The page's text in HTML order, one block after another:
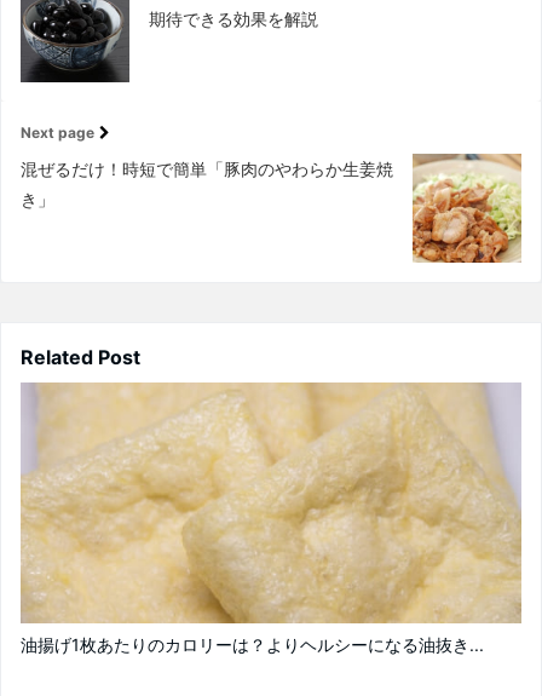
期待できる効果を解説
Next page
混ぜるだけ！時短で簡単「豚肉のやわらか生姜焼
き」
Related Post
油揚げ1枚あたりのカロリーは？よりヘルシーになる油抜き...